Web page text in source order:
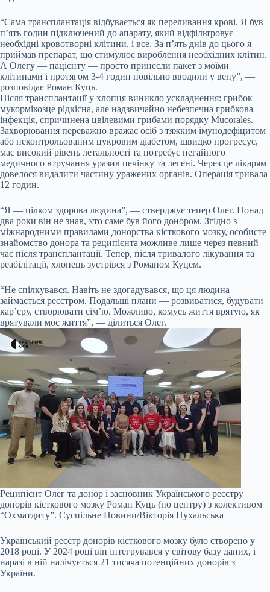
“Сама трансплантація відбувається як переливання крові. Я був
п’ять годин підключений до апарату, який відфільтровує
необхідні кровотворні клітини, і все. За п’ять днів до цього я
приймав препарат, що стимулює вироблення необхідних клітин.
А Олегу — пацієнту — просто принесли пакет з моїми
клітинами і протягом 3-4 годин повільно вводили у вену”, —
розповідає Роман Куць.
Після трансплантації у хлопця виникло ускладнення: грибок
мукормікозце рідкісна, але надзвичайно небезпечна грибкова
інфекція, спричинена цвілевими грибами порядку Mucorales.
Захворювання переважно вражає осіб з тяжким імунодефіцитом
або неконтрольованим цукровим діабетом, швидко прогресує,
має високий рівень летальності та потребує негайного
медичного втручання уразив печінку та легені. Через це лікарям
довелося видалити частину уражених органів. Операція тривала
12 годин.
“Я — цілком здорова людина”, — стверджує тепер Олег. Понад
два роки він не знав, хто саме був його донором. Згідно з
міжнародними правилами донорства кісткового мозку, особисте
знайомство донора та реципієнта можливе лише через певний
час після трансплантації. Тепер, після тривалого лікування та
реабілітації, хлопець зустрівся з Романом Куцем.
“Не спілкувався. Навіть не здогадувався, що ця людина
займається реєстром. Подальші плани — розвиватися, будувати
кар’єру, створювати сім’ю. Можливо, комусь життя врятую, як
врятували моє життя”, — ділиться Олег.
Реципієнт Олег та донор і засновник Українського реєстру
донорів кісткового мозку Роман Куць (по центру) з колективом
“Охматдиту”. Суспільне Новини/Вікторія Пухальська
Український реєстр донорів кісткового мозку було створено у
2018 році. У 2024 році він інтегрувався у світову базу даних, і
наразі в ній налічується 21 тисяча потенційних донорів з
України.